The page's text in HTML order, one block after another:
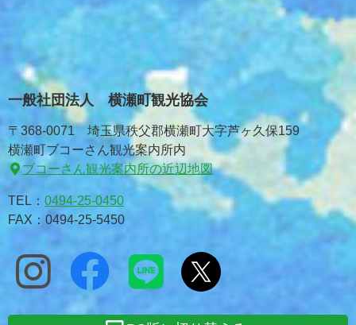
一般社団法人 横瀬町観光協会
〒368-0071 埼玉県秩父郡横瀬町大字芦ヶ久保159
横瀬町ブコーさん観光案内所内
ブコーさん観光案内所の近辺地図
TEL： 0494-25-0450
FAX：0494-25-5450